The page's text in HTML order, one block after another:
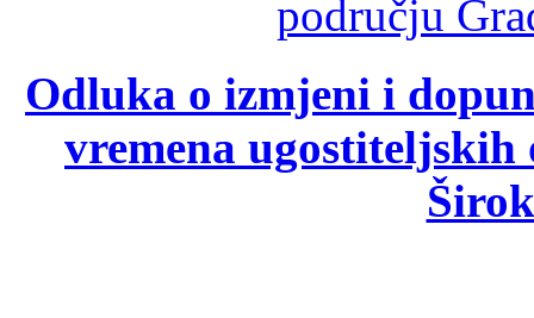
Odluka o izmjeni i
vremena